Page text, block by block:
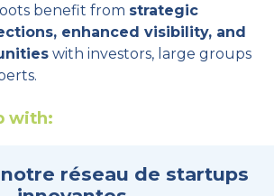
benefit from strategic
enhanced visibility, and
with investors, large groups
with:
réseau de startups